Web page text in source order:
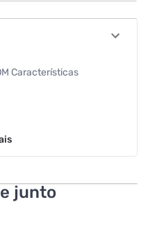
Características
Homologação Anatel:
junto